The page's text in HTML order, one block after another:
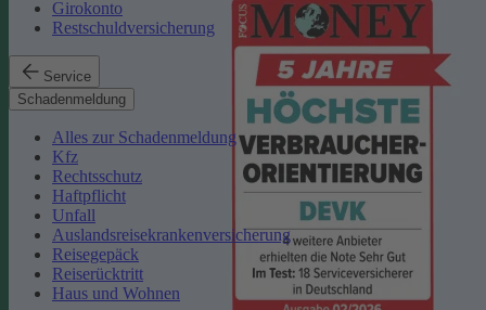
Girokonto
Restschuldversicherung
Service
Schadenmeldung
Alles zur Schadenmeldung
Kfz
Rechtsschutz
Haftpflicht
Unfall
Auslandsreisekrankenversicherung
Reisegepäck
Reiserücktritt
Haus und Wohnen